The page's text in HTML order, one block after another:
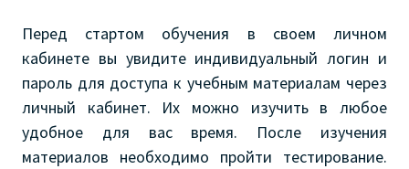
Перед стартом обучения в своем личном
кабинете вы увидите индивидуальный логин и
пароль для доступа к учебным материалам через
личный кабинет. Их можно изучить в любое
удобное для вас время. После изучения
материалов необходимо пройти тестирование.